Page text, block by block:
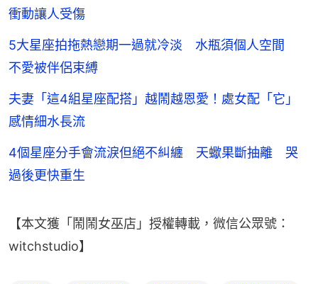
衝動讓人受傷
5大星座拍拖熱戀期一過就冷淡 水瓶須個人空間
不愛被伴侶束縛
夫妻「這4組星座配搭」越鬧越恩愛！處女配「它」
感情細水長流
4個星座分手會流淚但絕不糾纏 天蠍果斷抽離 哭
過後更快重生
【本文獲「鬧鬧女巫店」授權轉載，微信公眾號：
witchstudio】